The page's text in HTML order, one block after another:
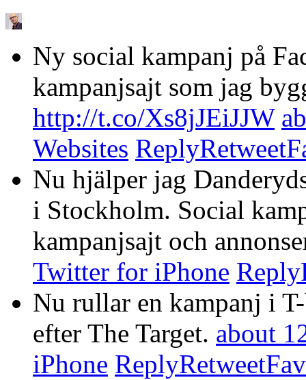
Ny social kampanj på
kampanjsajt som jag
http://t.co/Xs8jJEiJJW
Websites ReplyRetweet
Nu hjälper jag
i Stockholm. Social
kampanjsajt och
Twitter for iPhone Reply
Nu rullar en kampanj i
efter The Target. about
iPhone ReplyRetweet